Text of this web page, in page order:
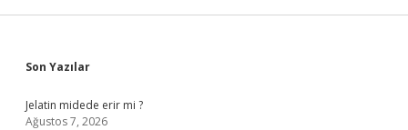
Sidebar
Son Yazılar
Jelatin midede erir mi ?
Ağustos 7, 2026